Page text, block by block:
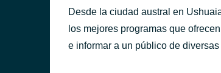
Desde la ciudad austral en
los mejores programas que
e informar a un público de